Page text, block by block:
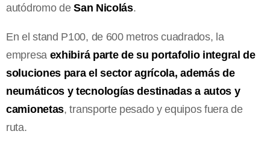
autódromo deSan Nicolás.
En el stand P100, de 600 metros cuadrados, la
empresa exhibirá parte de su portafolio integral de
soluciones para el sector agrícola, además de
neumáticos y tecnologías destinadas a autos y
camionetas, transporte pesado y equipos fuera de
ruta.